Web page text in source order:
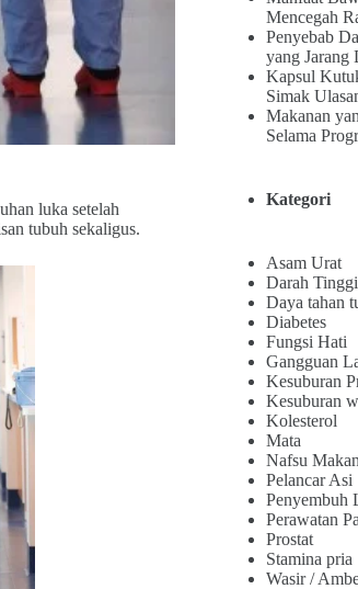
luka setelah
tubuh sekaligus.
Mencegah
Penyebab
yang Jarang
Kapsul
Simak
Makanan
Selama
Kategori
Asam Urat
Darah Tinggi
Daya tahan
Diabetes
Fungsi Hati
Gangguan
Kesuburan
Kesuburan
Kolesterol
Mata
Nafsu Makan
Pelancar Asi
Penyembuh
Perawatan
Prostat
Stamina pria
Wasir /